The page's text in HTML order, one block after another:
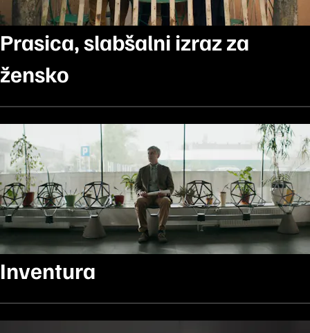
Prasica, slabšalni izraz za
žensko
Inventura